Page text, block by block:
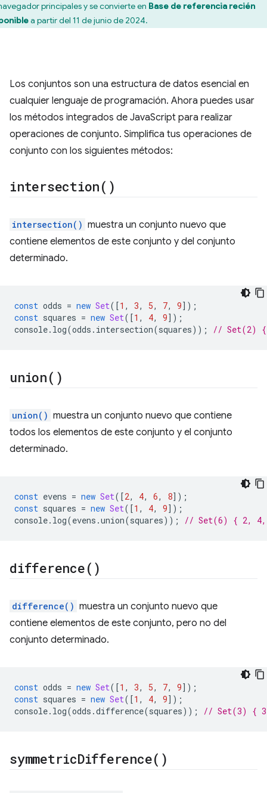
principales y se convierte en Base de referencia recién
a partir del 11 de junio de 2024.
Los conjuntos son una estructura de datos esencial en
cualquier lenguaje de programación. Ahora puedes usar
los métodos integrados de JavaScript para realizar
operaciones de conjunto. Simplifica tus operaciones de
conjunto con los siguientes métodos:
intersection( )
intersection() muestra un conjunto nuevo que
contiene elementos de este conjunto y del conjunto
determinado.
const odds = new Set([1 , 3, 5, 7, 9]);
const squares = new Set([1 , 4, 9]);
console. log(odds . intersection(squares)); // Set(2)
union( )
union() muestra un conjunto nuevo que contiene
todos los elementos de este conjunto y el conjunto
determinado.
const evens = new Set([2, 4, 6, 8]);
const squares = new Set([1 , 4, 9]);
console. log(evens .union(squares)); // Set(6) { 2,
difference( )
difference() muestra un conjunto nuevo que
contiene elementos de este conjunto, pero no del
conjunto determinado.
const odds = new Set([1 , 3, 5, 7, 9]);
const squares = new Set([1 , 4, 9]);
console. log(odds .difference(squares)); // Set(3) {
symmetricDifference( )